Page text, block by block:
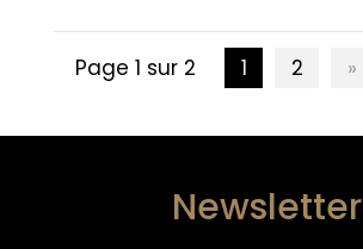
Page 1 sur 2 1 2 »
Newsletter